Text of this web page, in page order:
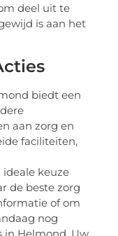
deel uit te
is aan het
biedt een
aan zorg en
faciliteiten,
ideale keuze
de beste zorg
of om
nog